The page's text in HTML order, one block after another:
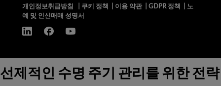
개인정보취급방침
쿠키 정책 이용 약관| GDPR 정책
노
예 및 인신매매 성명서
선제적인 수명 주기 관리를 위한 전략